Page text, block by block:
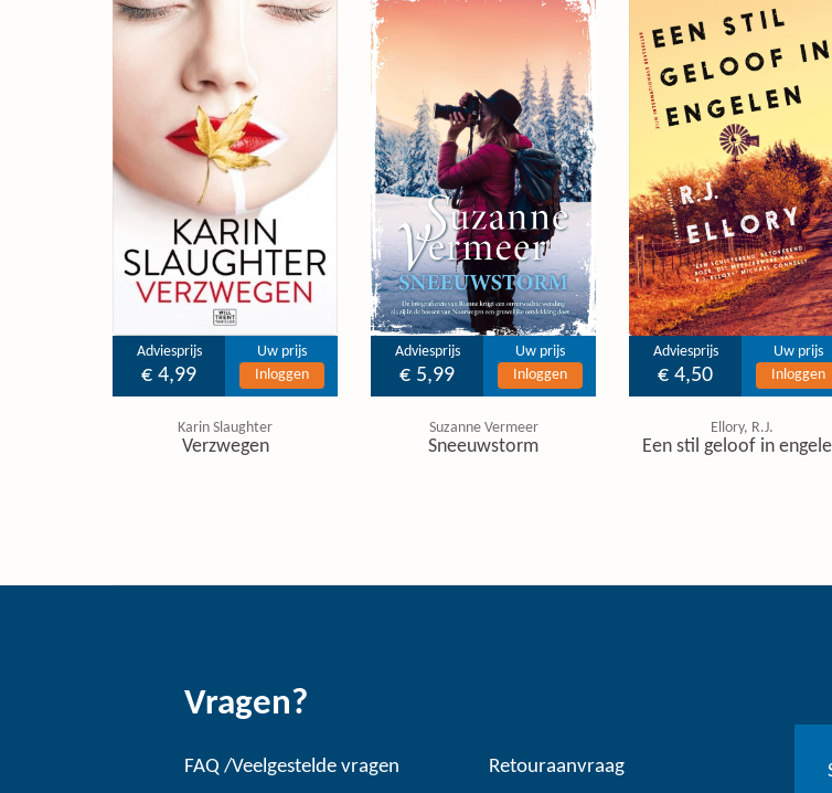
Adviesprijs
€ 4,99
Uw prijs
Inloggen
Karin Slaughter
Verzwegen
Adviesprijs
€ 5,99
Uw prijs
Inloggen
Suzanne Vermeer
Sneeuwstorm
Adviesprijs
€ 4,50
Uw prijs
Inloggen
Ellory, R.J.
Een stil geloof in
Vragen?
FAQ /Veelgestelde vragen Retouraanvraag